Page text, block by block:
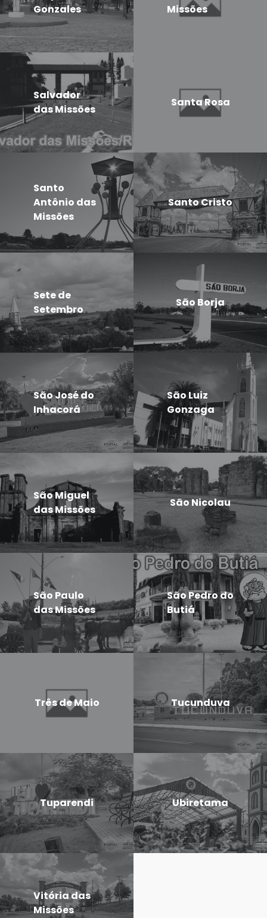
Gonzales
Missões
Salvador
das Missões
Santa Rosa
Santo
Antônio das
Missões
Santo Cristo
Sete de
Setembro
São Borja
São José do
Inhacorá
São Luiz
Gonzaga
São Miguel
das Missões
São Nicolau
São Paulo
das Missões
São Pedro do
Butiá
Três de Maio Tucunduva
Tuparendi Ubiretama
Vitória das
Missões